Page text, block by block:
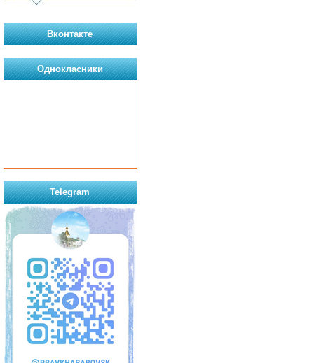
Вконтакте
Однокласники
Telegram